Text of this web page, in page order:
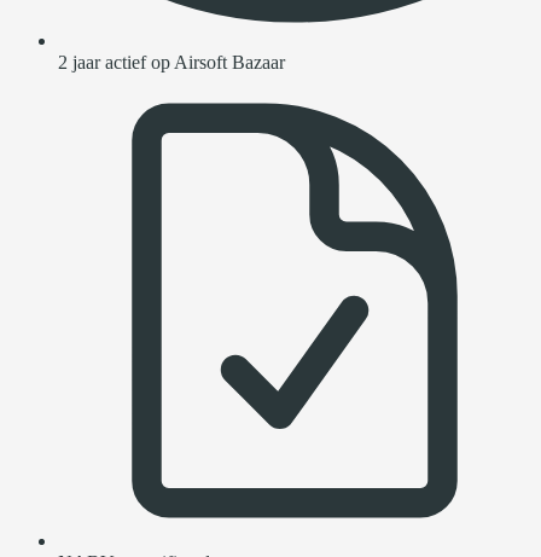
2 jaar actief op Airsoft Bazaar